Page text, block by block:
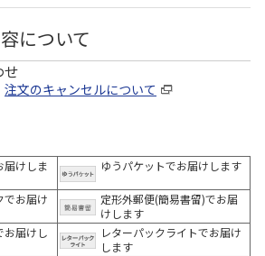
について
せ
注文のキャンセルについて
届けしま
ゆうパケットでお届けします
でお届け
定形外郵便(簡易書留)でお届
けします
お届けし
レターパックライトでお届け
します